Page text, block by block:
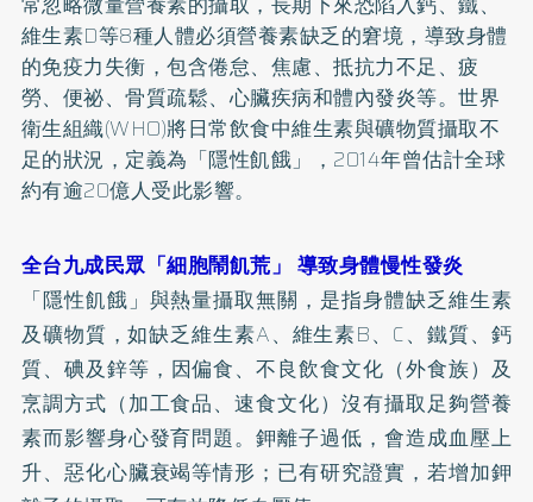
維生素D等8種人體必須營養素缺乏的窘境，導致身體
的免疫力失衡，包含倦怠、焦慮、抵抗力不足、疲
勞、 便祕、骨質疏鬆、心臟疾病和體內發炎等。世界
衛生組織(WHO)將日常飲食中維生素與礦物質攝取不
足的狀況，定義為「隱性飢餓」，2014年曾估計全球
約有逾20億人受此影響。
全台九成民眾「細胞鬧飢荒」 導致身體慢性發炎
「隱性飢餓」與熱量攝取無關，是指身體缺乏維生素
及礦物質，如缺乏維生素A、維生素B、C、鐵質、鈣
質、碘及鋅等，因偏食、不良飲食文化（外食族）及
烹調方式（加工食品、速食文化）沒有攝取足夠營養
素而影響身心發育問題。鉀離子過低，會造成血壓上
升、惡化心臟衰竭等情形；已有研究證實，若增加鉀